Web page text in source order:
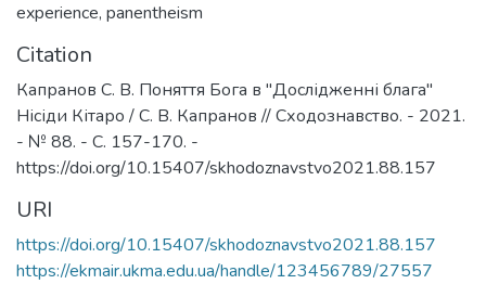
experience, panentheism
Citation
Капранов С. В. Поняття Бога в "Дослідженні блага"
Нісіди Кітаро / С. В. Капранов // Сходознавство. - 2021.
- № 88. - С. 157-170. -
https://doi.org/10.15407/skhodoznavstvo2021.88.157
URI
https://doi.org/10.15407/skhodoznavstvo2021.88.157
https://ekmair.ukma.edu.ua/handle/123456789/27557